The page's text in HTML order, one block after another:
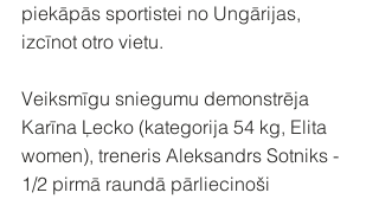
piekāpās sportistei no Ungārijas,
izcīnot otro vietu.
Veiksmīgu sniegumu demonstrēja
Karīna Ļecko (kategorija 54 kg, Elita
women), treneris Aleksandrs Sotniks -
1/2 pirmā raundā pārliecinoši